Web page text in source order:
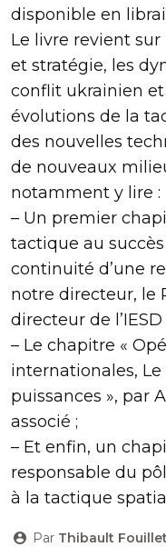
disponible en
Le livre revient
et stratégie, les
conflit ukrainien
évolutions de la
des nouvelles
de nouveaux
notamment y lire :
– Un premier
tactique au
continuité d’une
notre directeur, le
directeur de l’IESD
– Le chapitre «
internationales,
puissances », par
associé ;
– Et enfin, un
responsable du
à la tactique
Par Thibault Fouillet